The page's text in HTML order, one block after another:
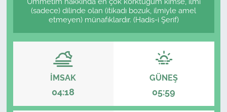
(sadece) dilinde olan (itikadı bozuk, ilmiyle amel
etmeyen) münafıklardır. (Hadis-i Şerif)
İMSAK
04:18
GÜNEŞ
05:59
Sağlık
Güncel
Kamu Alımları